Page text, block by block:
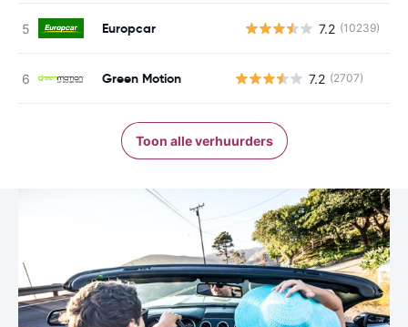
Europcar 7.2 (10239)
Green Motion 7.2 (2707)
Toon alle verhuurders